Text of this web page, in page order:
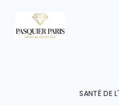
contenu
SANTÉ DE